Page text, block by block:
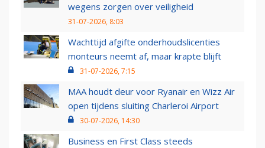
wegens zorgen over veiligheid
31-07-2026, 8:03
Wachttijd afgifte onderhoudslicenties
monteurs neemt af, maar krapte blijft
31-07-2026, 7:15
MAA houdt deur voor Ryanair en Wizz Air
open tijdens sluiting Charleroi Airport
30-07-2026, 14:30
Business en First Class steeds